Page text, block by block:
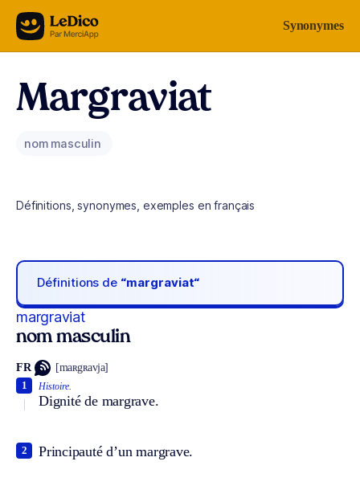
Aller au contenu Synonymes
Margraviat
nom masculin
Définitions, synonymes, exemples en français
Définitions de “margraviat“
margraviat
nom masculin
FR [maʀgʀavja]
Histoire.
Dignité de margrave.
1
Principauté d’un margrave.
2